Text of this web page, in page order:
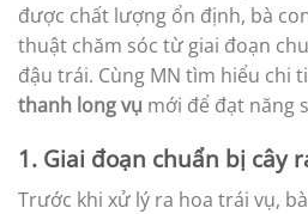
được chất lượng ổn định, bà
thuật chăm sóc từ giai đoạn
đậu trái. Cùng MN tìm hiểu chi
thanh long vụ mới để đạt năng
1. Giai đoạn chuẩn bị cây
Trước khi xử lý ra hoa trái vụ,